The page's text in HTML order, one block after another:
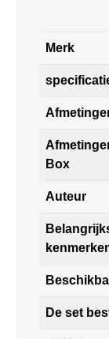
Merk
Box
Auteur
De set